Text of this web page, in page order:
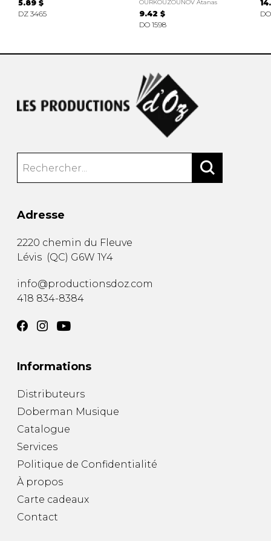
5.89 $
DZ 3465
OURKOUZOUNOV Atanas
9.42 $
DO 1598
Adresse
2220 chemin du Fleuve
Lévis (QC) G6W 1Y4
info@productionsdoz.com
418 834-8384
Informations
Distributeurs
Doberman Musique
Catalogue
Services
Politique de Confidentialité
À propos
Carte cadeaux
Contact